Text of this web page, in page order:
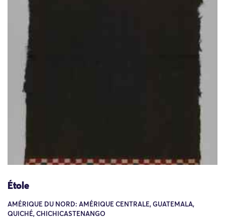
Étole
AMÉRIQUE DU NORD: AMÉRIQUE CENTRALE, GUATEMALA,
QUICHÉ, CHICHICASTENANGO